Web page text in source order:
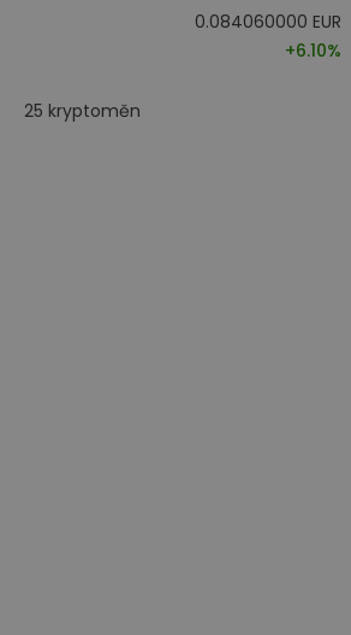
0.084060000 EUR
+6.10%
25 kryptoměn